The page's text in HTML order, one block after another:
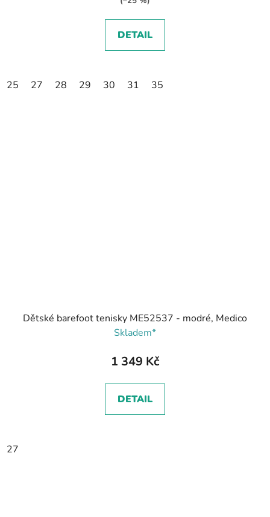
DETAIL
25 27 28 29 30 31 35
Dětské barefoot tenisky ME52537 - modré, Medico
Skladem*
1 349 Kč
DETAIL
27